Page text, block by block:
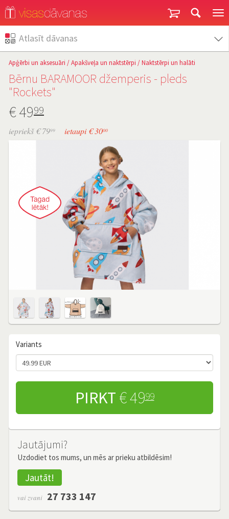
Atlasīt dāvanas
Apģērbi un aksesuāri /Apakšveļa un naktstērpi /Naktstērpi un halāti
Bērnu BARAMOOR džemperis - pleds
"Rockets"
€4999
iepriekš € 7999 ietaupi € 3000
Variants
PIRKT € 4999
Jautājumi?
Uzdodiet tos mums, un mēs ar prieku atbildēsim!
Jautāt!
vai zvani 27 733 147